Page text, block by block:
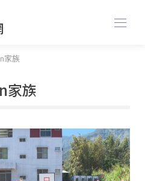
家族
家族